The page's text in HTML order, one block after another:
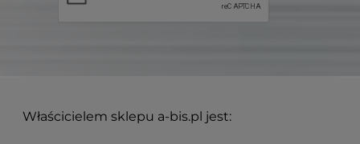
Właścicielem sklepu a-bis.pl jest: